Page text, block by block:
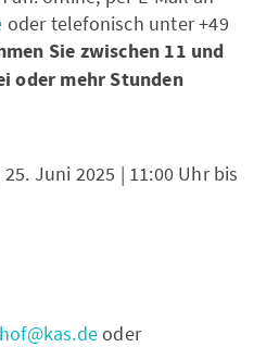
oder telefonisch unter +49
Sie zwischen 11 und
oder mehr Stunden
Juni 2025 | 11:00 Uhr bis
oder